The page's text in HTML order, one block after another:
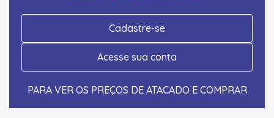
Cadastre-se
Acesse sua conta
PARA VER OS PREÇOS DE ATACADO E COMPRAR